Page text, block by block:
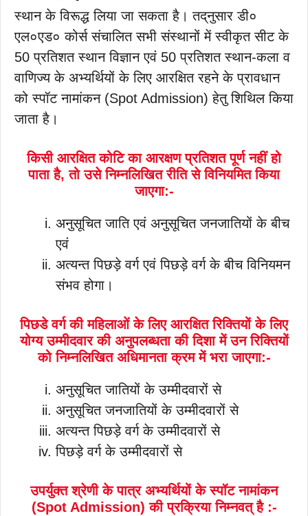
स्थान के विरूद्ध लिया जा सकता है। तद्‌नुसार डी०
एल०एड० कोर्स संचालित सभी संस्थानों में स्वीकृत सीट के
50 प्रतिशत स्थान विज्ञान एवं 50 प्रतिशत स्थान-कला व
वाणिज्य के अभ्यर्थियों के लिए आरक्षित रहने के प्रावधान
को स्पॉट नामांकन (Spot Admission) हेतु शिथिल किया
जाता है।
किसी आरक्षित कोटि का आरक्षण प्रतिशत पूर्ण नहीं हो
पाता है, तो उसे निम्नलिखित रीति से विनियमित किया
जाएगा:-
अनुसूचित जाति एवं अनुसूचित जनजातियों के बीच
एवं
अत्यन्त पिछड़े वर्ग एवं पिछड़े वर्ग के बीच विनियमन
संभव होगा।
पिछडे वर्ग की महिलाओं के लिए आरक्षित रिक्तियों के लिए
योग्य उम्मीदवार की अनुपलब्धता की दिशा में उन रिक्तियों
को निम्नलिखित अधिमानता क्रम में भरा जाएगा:-
अनुसूचित जातियों के उम्मीदवारों से
अनुसूचित जनजातियों के उम्मीदवारों से
अत्यन्त पिछड़े वर्ग के उम्मीदवारों से
पिछड़े वर्ग के उम्मीदवारों से
उपर्युक्त श्रेणी के पात्र अभ्यर्थियों के स्पॉट नामांकन
(Spot Admission) की प्रक्रिया निम्नवत् है :-